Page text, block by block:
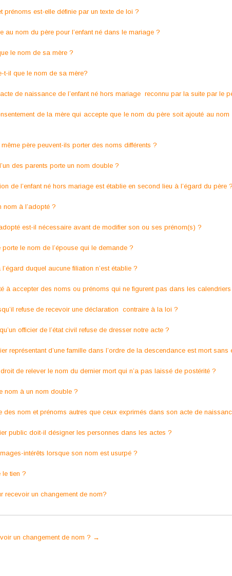
prénoms est-elle définie par un texte de loi ?
au nom du père pour l’enfant né dans le mariage ?
le nom de sa mère ?
t-il que le nom de sa mère?
de naissance de l’enfant né hors mariage reconnu par la suite par le
de la mère qui accepte que le nom du père soit ajouté au nom
père peuvent-ils porter des noms différents ?
des parents porte un nom double ?
de l’enfant né hors mariage est établie en second lieu à l’égard du père
nom à l’adopté ?
est-il nécessaire avant de modifier son ou ses prénom(s) ?
le nom de l’épouse qui le demande ?
duquel aucune filiation n’est établie ?
à accepter des noms ou prénoms qui ne figurent pas dans les
refuse de recevoir une déclaration contraire à la loi ?
officier de l’état civil refuse de dresser notre acte ?
représentant d’une famille dans l’ordre de la descendance est mort sans
de relever le nom du dernier mort qui n’a pas laissé de postérité ?
nom à un nom double ?
des nom et prénoms autres que ceux exprimés dans son acte de
public doit-il désigner les personnes dans les actes ?
intérêts lorsque son nom est usurpé ?
le tien ?
recevoir un changement de nom?
un changement de nom ? →